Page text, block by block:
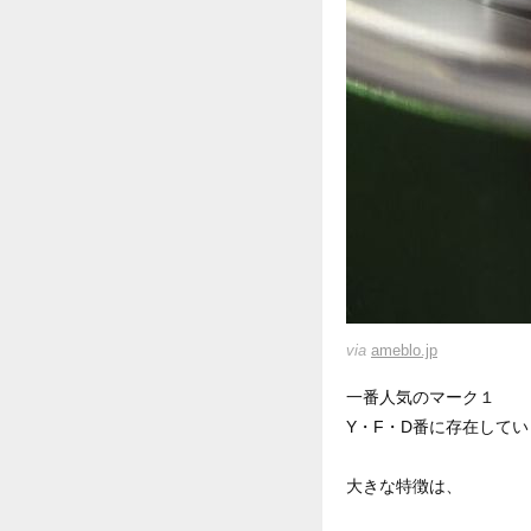
via ameblo.jp
一番人気のマーク１
Y・F・D番に存在して
大きな特徴は、